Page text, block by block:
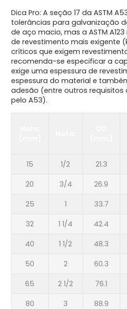
Dica Pro: A seção 17 da ASTM
tolerâncias para galvanização
de aço macio, mas a ASTM
de revestimento mais exigente
críticos que exigem
recomenda-se especificar a
exige uma espessura de
espessura do material e
adesão (entre outros requisitos
pelo A53).
15 1/2 21.3
20 3/4 26.9
25 1 33.7
32 1 1/4 42.4
40 1 1/2 48.3
50 2 60.3
65 2 1/2 76.1
80 3 88.9